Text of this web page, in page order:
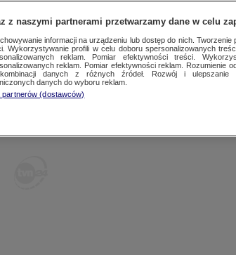
FAKTY O ŚWIECIE
z naszymi partnerami przetwarzamy dane w celu
informacji na urządzeniu lub dostęp do nich. Tworzenie
Wykorzystywanie profili w celu doboru spersonalizowanych
reklam. Pomiar efektywności treści.
reklam. Pomiar efektywności reklam. Rozumienie
danych z różnych źródeł. Rozwój i ulepszanie
danych do wyboru reklam.
partnerów (dostawców)